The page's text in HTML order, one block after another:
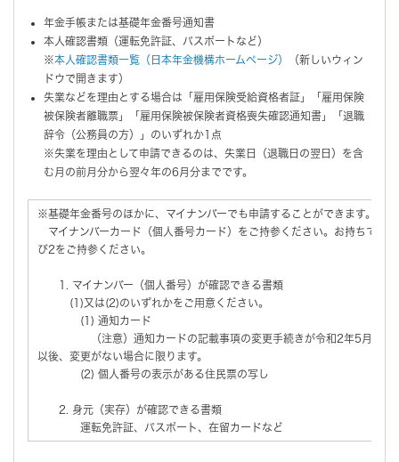
年金手帳または基礎年金番号通知書
本人確認書類（運転免許証、パスポートなど）
※本人確認書類一覧（日本年金機構ホームページ）
（新しいウィン
ドウで開きます）
失業などを理由とする場合は「雇用保険受給資格者証」「雇用保険
被保険者離職票」「雇用保険被保険者資格喪失確認通知書」「退職
辞令（公務員の方）」のいずれか1点
※失業を理由として申請できるのは、失業日（退職日の翌日）を含
む月の前月分から翌々年の6月分までです。
※基礎年金番号のほかに、マイナンバーでも申請することができます。
マイナンバーカード（個人番号カード）をご持参ください。お持ちでな
び2をご持参ください。
1. マイナンバー（個人番号）が確認できる書類
(1)又は(2)のいずれかをご用意ください。
(1) 通知カード
（注意）通知カードの記載事項の変更手続きが令和2年5月25日
以後、変更がない場合に限ります。
(2) 個人番号の表示がある住民票の写し
2. 身元（実存）が確認できる書類
運転免許証、パスポート、在留カードなど